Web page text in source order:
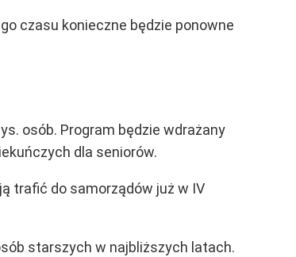
czasu konieczne będzie ponowne
osób. Program będzie wdrażany
dla seniorów.
trafić do samorządów już w IV
starszych w najbliższych latach.